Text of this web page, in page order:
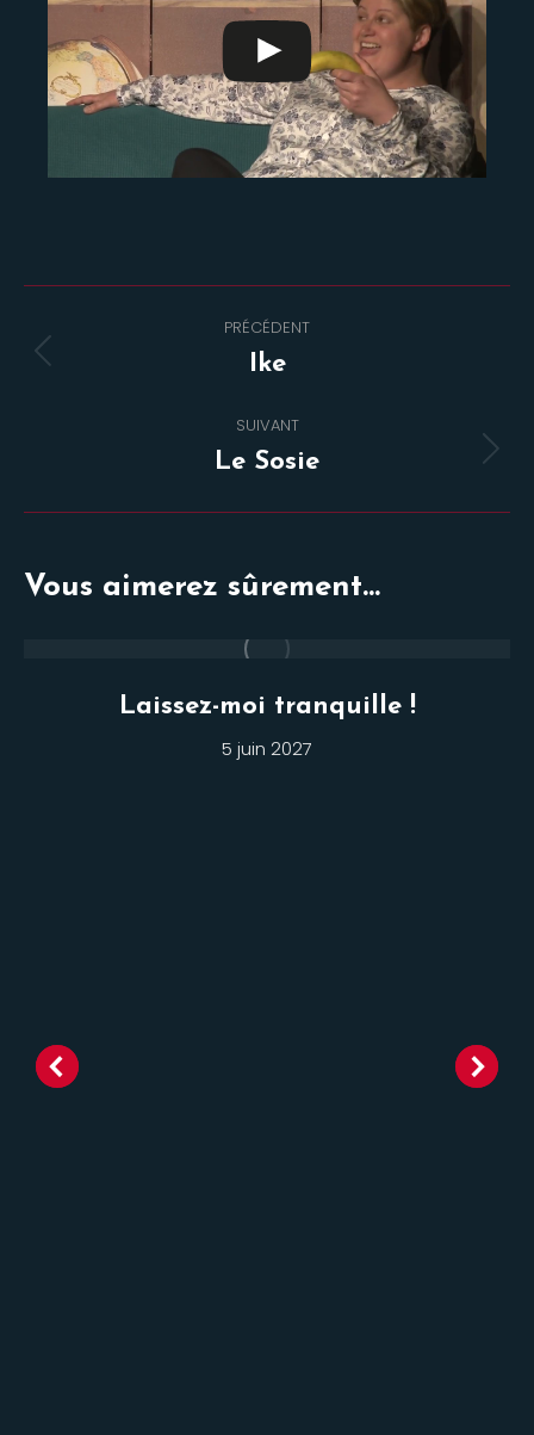
de
PRÉCÉDENT
Onglet
Ike
SUIVANT
Projets
Le Sosie
Vous aimerez sûrement...
Laissez-moi tranquille !
5 juin 2027